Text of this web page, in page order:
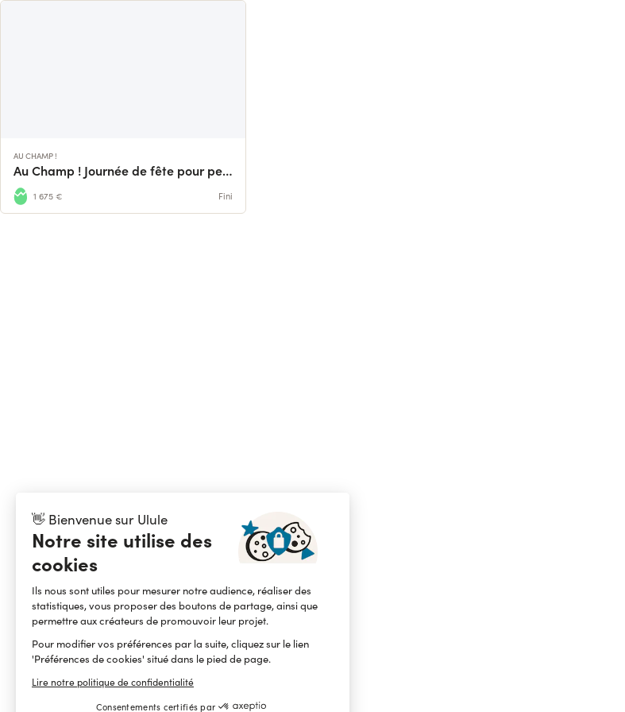
👋 Bienvenue sur Ulule
Notre site utilise des
cookies
Ils nous sont utiles pour mesurer notre audience, réaliser des
statistiques, vous proposer des boutons de partage, ainsi que
permettre aux créateurs de promouvoir leur projet.
Pour modifier vos préférences par la suite, cliquez sur le lien
'Préférences de cookies' situé dans le pied de page.
Lire notre politique de confidentialité
Consentements certifiés par
AU CHAMP !
Au Champ ! Journée de fête pour petit·es et grand·es
1 675 € Fini